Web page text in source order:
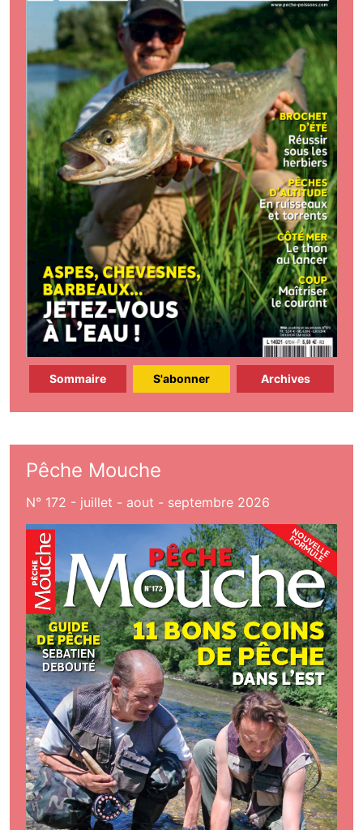
Sommaire S'abonner Archives
Pêche Mouche
N° 172 - juillet - aout - septembre 2026